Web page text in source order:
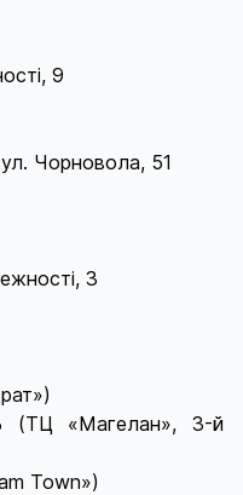
9
Чорновола, 51
3
(ТЦ «Магелан», 3-й
Town»)